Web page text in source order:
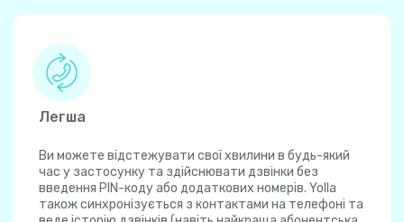
Легша
Ви можете відстежувати свої хвилини в будь-який
час у застосунку та здійснювати дзвінки без
введення PIN-коду або додаткових номерів. Yolla
також синхронізується з контактами на телефоні та